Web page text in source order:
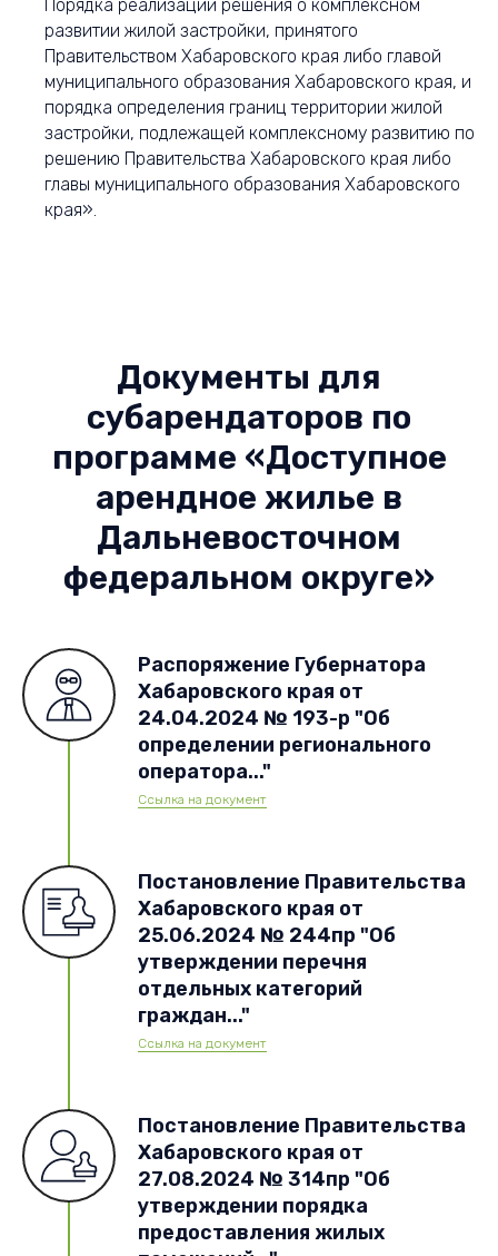
Порядка реализации решения о комплексном
развитии жилой застройки, принятого
Правительством Хабаровского края либо главой
муниципального образования Хабаровского края, и
порядка определения границ территории жилой
застройки, подлежащей комплексному развитию по
решению Правительства Хабаровского края либо
главы муниципального образования Хабаровского
края».
Документы для
субарендаторов по
программе «Доступное
арендное жилье в
Дальневосточном
федеральном округе»
Распоряжение Губернатора
Хабаровского края от
24.04.2024 № 193-р "Об
определении регионального
оператора..."
Ссылка на документ
Постановление Правительства
Хабаровского края от
25.06.2024 № 244пр "Об
утверждении перечня
отдельных категорий
граждан..."
Ссылка на документ
Постановление Правительства
Хабаровского края от
27.08.2024 № 314пр "Об
утверждении порядка
предоставления жилых